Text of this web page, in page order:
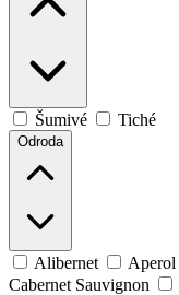
Šumivé Tiché
Odroda
Alibernet Aperol
Cabernet Sauvignon